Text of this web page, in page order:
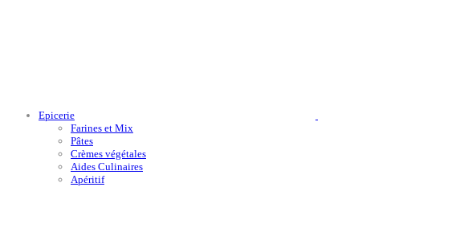
Epicerie
Farines et Mix
Pâtes
Crèmes végétales
Aides Culinaires
Apéritif